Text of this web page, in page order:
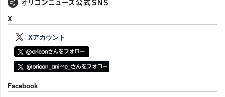
X
Xアカウント
Facebook